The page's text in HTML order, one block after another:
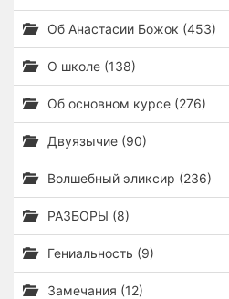
Об Анастасии Божок (453)
О школе (138)
Об основном курсе (276)
Двуязычие (90)
Волшебный эликсир (236)
РАЗБОРЫ (8)
Гениальность (9)
Замечания (12)